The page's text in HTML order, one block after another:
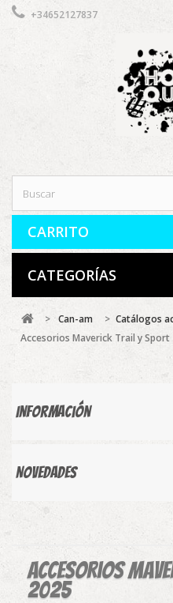
+34652127837
CARRITO
CATEGORÍAS
> Can-am > Catálogos
Accesorios Maverick Trail y Sport
Información
Novedades
Accesorios
2025